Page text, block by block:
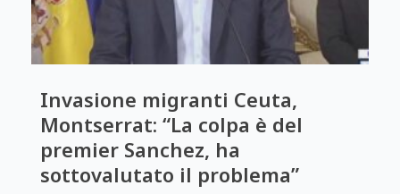
Invasione migranti Ceuta,
Montserrat: “La colpa è del
premier Sanchez, ha
sottovalutato il problema”